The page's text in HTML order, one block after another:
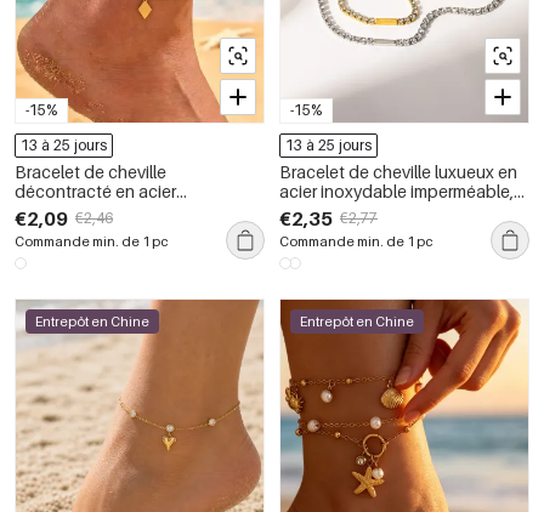
-15%
13 à 25 jours
Bracelet de cheville
décontracté en acier
inoxydable imperméable
couleur or, série simple
€2,09 €2,46
Commande min. de 1 pc
-15%
13 à 25 jours
Bracelet de cheville luxueux en
acier inoxydable imperméable,
forme géométrique, couleur or,
zircon. Collection quotidienne.
€2,35 €2,77
Commande min. de 1 pc
Entrepôt en Chine Entrepôt en Chine